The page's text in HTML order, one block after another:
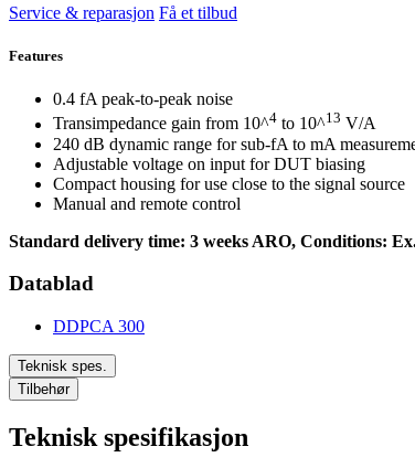
Service & reparasjon Få et tilbud
Features
0.4 fA peak-to-peak noise
Transimpedance gain from 10^4 to 10^13 V/A
240 dB dynamic range for sub-fA to mA
Adjustable voltage on input for DUT biasing
Compact housing for use close to the signal source
Manual and remote control
Standard delivery time: 3 weeks ARO, Conditions:
Datablad
DDPCA 300
Teknisk spes.
Tilbehør
Teknisk spesifikasjon